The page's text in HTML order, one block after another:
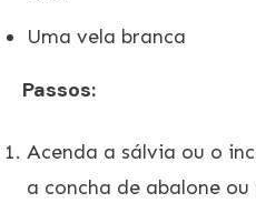
Uma vela branca
Passos:
Acenda a sálvia ou o
a concha de abalone